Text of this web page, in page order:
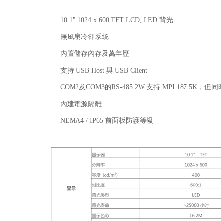
10.1" 1024 x 600 TFT LCD, LED 背光
無風扇冷卻系統
內置儲存內存及萬年歷
支持 USB Host 與 USB Client
COM2及COM3的RS-485 2W 支持 MPI 187.5K，但
內建電源隔離
NEMA4 / IP65 前面板防護等級